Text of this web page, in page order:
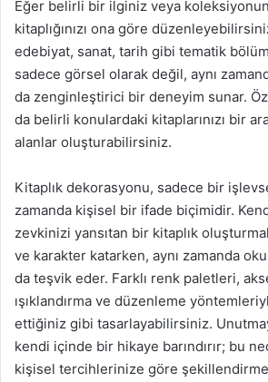
Eğer belirli bir ilginiz veya
kitaplığınızı ona göre
edebiyat, sanat, tarih gibi tematik
sadece görsel olarak değil, aynı
da zenginleştirici bir deneyim sunar.
da belirli konulardaki kitaplarınızı bir
alanlar oluşturabilirsiniz.
Kitaplık dekorasyonu, sadece bir
zamanda kişisel bir ifade biçimidir.
zevkinizi yansıtan bir kitaplık
ve karakter katarken, aynı zamanda
da teşvik eder. Farklı renk paletleri,
ışıklandırma ve düzenleme
ettiğiniz gibi tasarlayabilirsiniz.
kendi içinde bir hikaye barındırır; bu
kişisel tercihlerinize göre